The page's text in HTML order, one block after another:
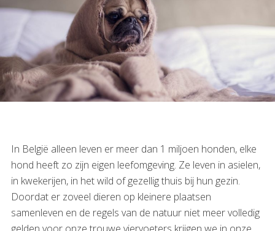
In België alleen leven er meer dan 1 miljoen honden, elke
hond heeft zo zijn eigen leefomgeving. Ze leven in asielen,
in kwekerijen, in het wild of gezellig thuis bij hun gezin.
Doordat er zoveel dieren op kleinere plaatsen
samenleven en de regels van de natuur niet meer volledig